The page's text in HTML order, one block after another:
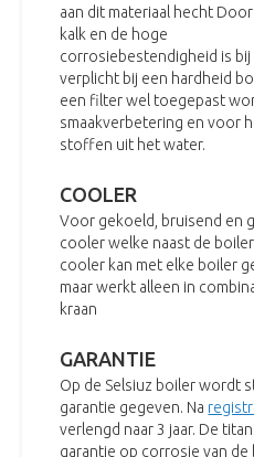
aan dit materiaal hecht
kalk en de hoge
corrosiebestendigheid is
verplicht bij een hardheid
een filter wel toegepast
smaakverbetering en voor
stoffen uit het water.
COOLER
Voor gekoeld, bruisend en
cooler welke naast de
cooler kan met elke boiler
maar werkt alleen in
kraan
GARANTIE
Op de Selsiuz boiler wordt
garantie gegeven. Na
verlengd naar 3 jaar. De
garantie op corrosie van de